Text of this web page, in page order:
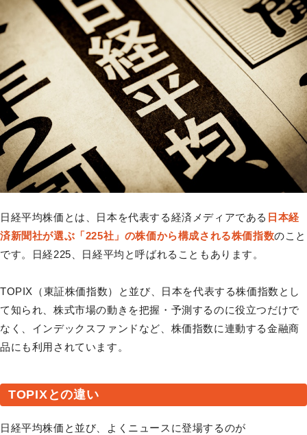
日経平均株価とは、日本を代表する経済メディアである 日本経
済新聞社が選ぶ「225社」の株価から構成される株価指数のこと
です。日経225、日経平均と呼ばれることもあります。
TOPIX（東証株価指数）と並び、日本を代表する株価指数とし
て知られ、株式市場の動きを把握・予測するのに役立つだけで
なく、インデックスファンドなど、株価指数に連動する金融商
品にも利用されています。
TOPIXとの違い
日経平均株価と並び、よくニュースに登場するのが